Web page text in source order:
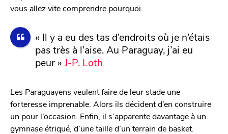
vous allez vite comprendre pourquoi.
« Il y a eu des tas d’endroits où je n’étais
pas très à l’aise. Au Paraguay, j’ai eu
peur » J-P. Loth
Les Paraguayens veulent faire de leur stade une
forteresse imprenable. Alors ils décident d’en construire
un pour l’occasion. Enfin, il s’apparente davantage à un
gymnase étriqué, d’une taille d’un terrain de basket.